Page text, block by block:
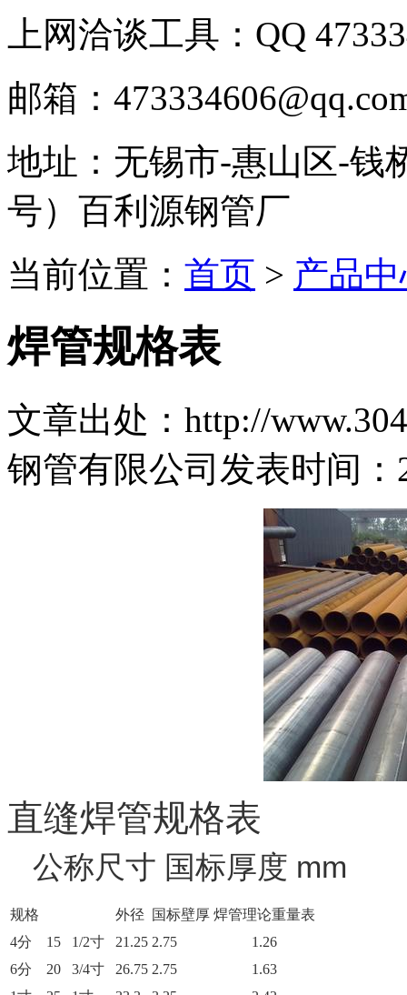
上网洽谈工具：QQ
邮箱：
地址：无锡市-惠山区-钱
号）百利源钢管厂
当前位置： 首页 > 产品
焊管规格表
文章出处：http://
钢管有限公司 发表时间：
直缝焊管规格表
公称尺寸 国标厚度 mm
规格 外径 国标壁厚 焊管理论重量表
4分
15 1/2寸 21.25 2.75
1.26
6分
20 3/4寸 26.75 2.75
1.63